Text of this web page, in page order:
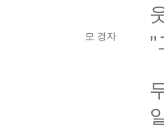
모 경자 "